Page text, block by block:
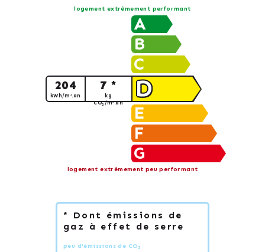
logement extrêmement performant
A
B
C
D
204
kWh/m².an
7 *
kg
CO2/m².an
E
F
G
logement extrêmement peu performant
* Dont émissions de
gaz à effet de serre
peu d'émissions de CO 2